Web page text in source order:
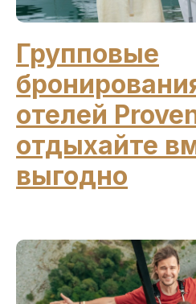
Групповые
отелей
отдыхайте
выгодно